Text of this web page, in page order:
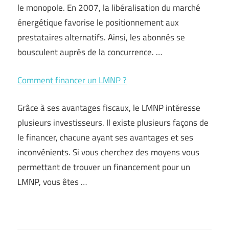
le monopole. En 2007, la libéralisation du marché
énergétique favorise le positionnement aux
prestataires alternatifs. Ainsi, les abonnés se
bousculent auprès de la concurrence. …
Comment financer un LMNP ?
Grâce à ses avantages fiscaux, le LMNP intéresse
plusieurs investisseurs. Il existe plusieurs façons de
le financer, chacune ayant ses avantages et ses
inconvénients. Si vous cherchez des moyens vous
permettant de trouver un financement pour un
LMNP, vous êtes …